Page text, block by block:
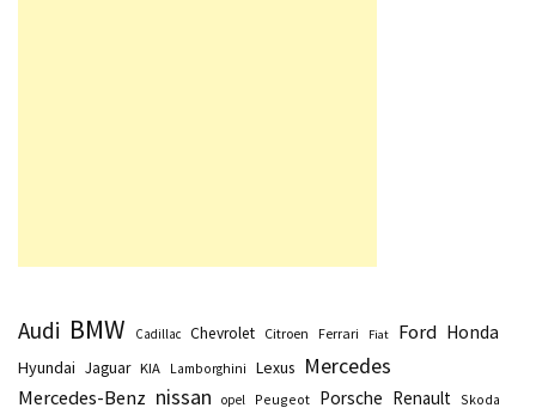
Audi BMW Cadillac Chevrolet Citroen Ferrari Fiat Ford Honda
Hyundai Jaguar KIA Lamborghini Lexus Mercedes
Mercedes-Benz nissan opel Peugeot Porsche Renault Skoda